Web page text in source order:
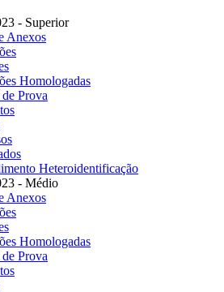
- Superior
Anexos
Homologadas
Prova
Heteroidentificação
- Médio
Anexos
Homologadas
Prova